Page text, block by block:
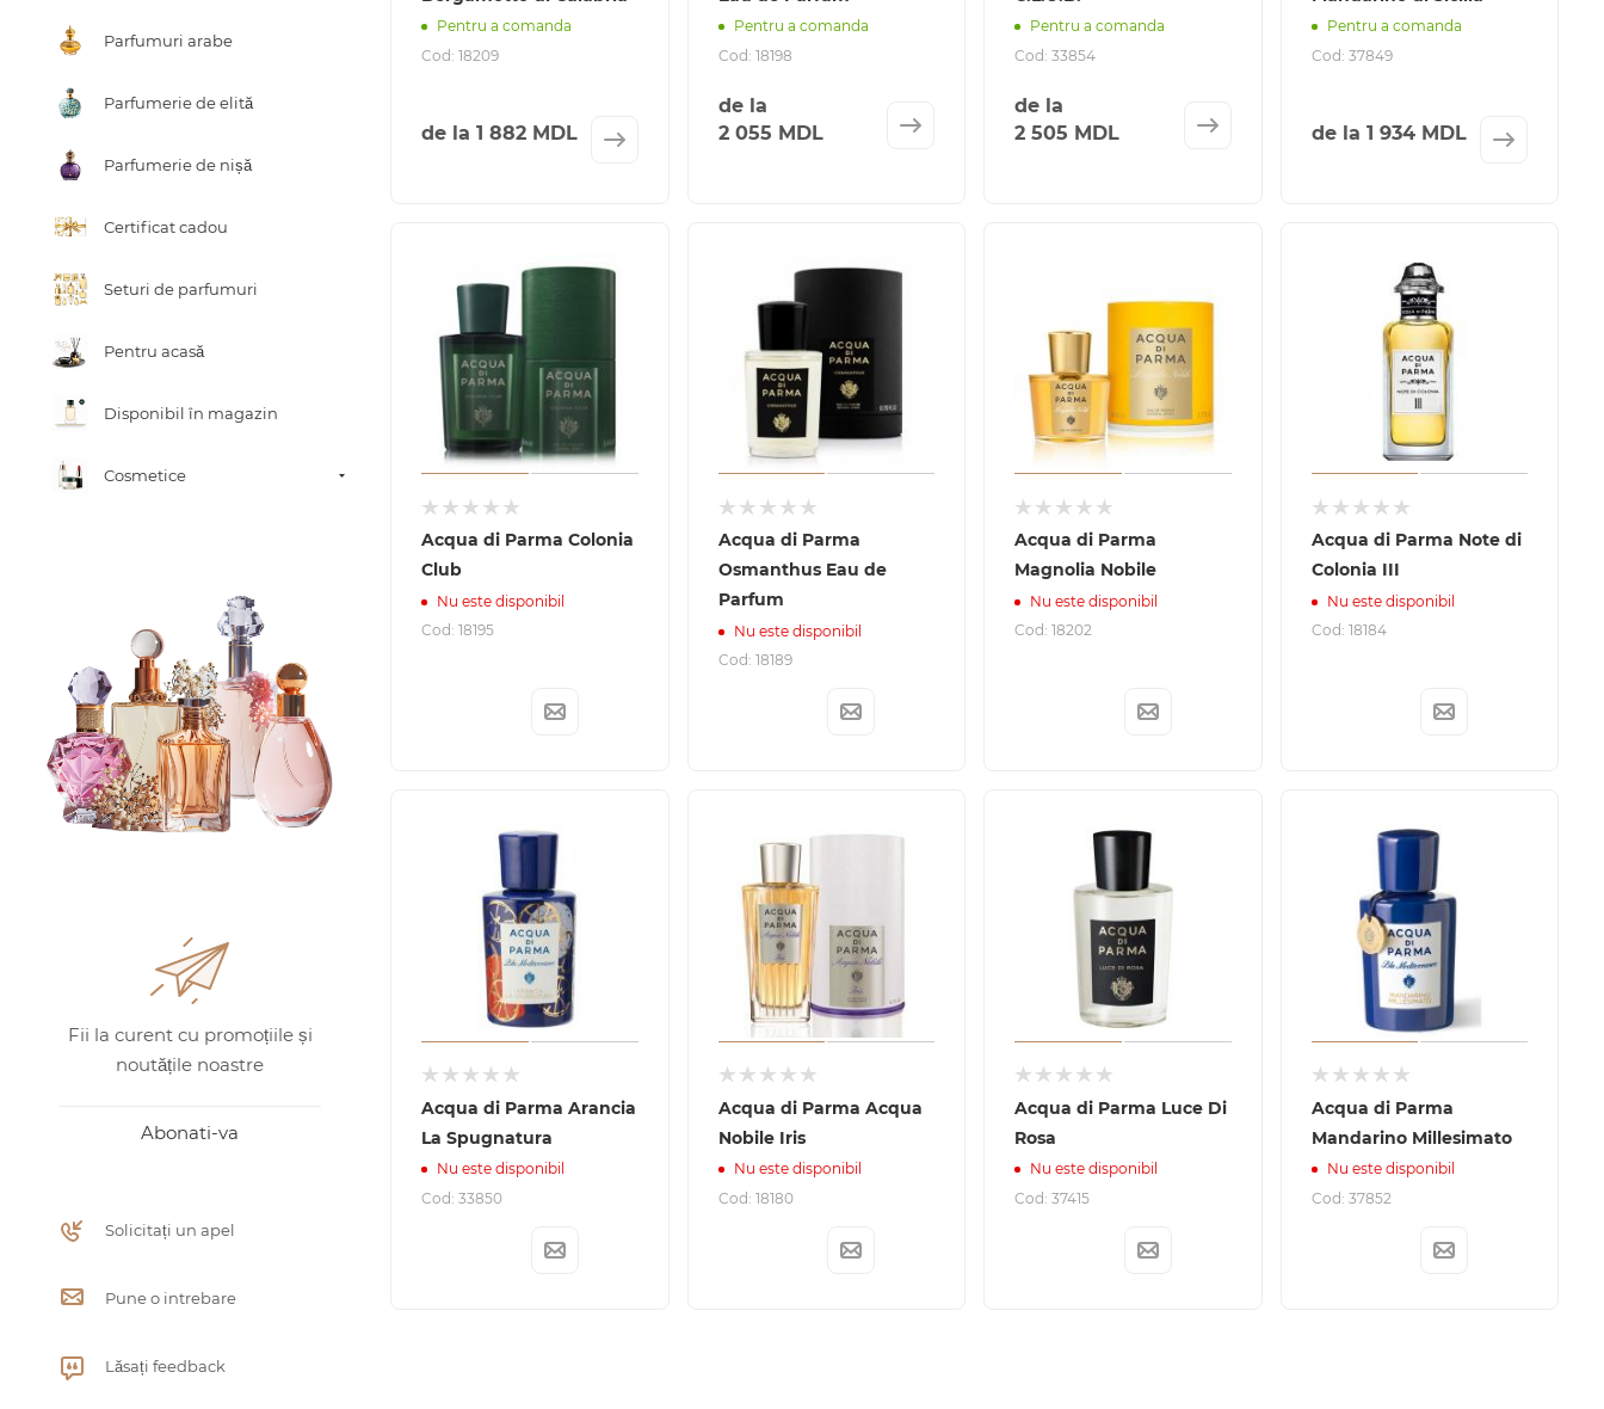
Pentru a comanda
Cod: 18209
de la 1 882 MDL
Pentru a comanda
Cod: 18198
de la
2 055 MDL
Pentru a comanda
Cod: 33854
de la
2 505 MDL
Pentru a comanda
Cod: 37849
de la 1 934 MDL
Acqua di Parma Colonia
Club
Nu este disponibil
Cod: 18195
Acqua di Parma
Osmanthus Eau de
Parfum
Nu este disponibil
Cod: 18189
Acqua di Parma
Magnolia Nobile
Nu este disponibil
Cod: 18202
Acqua di Parma Note di
Colonia III
Nu este disponibil
Cod: 18184
Acqua di Parma Arancia
La Spugnatura
Nu este disponibil
Cod: 33850
Acqua di Parma Acqua
Nobile Iris
Nu este disponibil
Cod: 18180
Acqua di Parma Luce Di
Rosa
Nu este disponibil
Cod: 37415
Acqua di Parma
Mandarino Millesimato
Nu este disponibil
Cod: 37852
Parfumuri arabe
Parfumerie de elită
Parfumerie de nișă
Certificat cadou
Seturi de parfumuri
Pentru acasă
Disponibil în magazin
Cosmetice
Fii la curent cu promoțiile și
noutățile noastre
Abonati-va
Solicitați un apel
Pune o intrebare
Lăsați feedback